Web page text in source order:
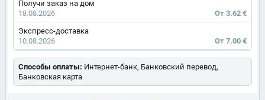
Получи заказ на дом
18.08.2026
От 3.62 €
Экспресс-доставка
10.08.2026
От 7.00 €
Способы оплаты: Интернет-банк, Банковский перевод,
Банковская карта